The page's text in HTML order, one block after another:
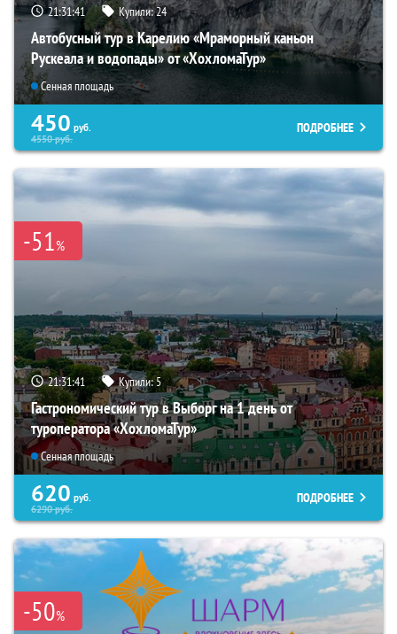
21:31:40 Купили:24
Автобусный тур в Карелию «Мраморный каньон
Рускеала и водопады» от «ХохломаТур»
Сенная площадь
450 руб.
4550руб.
ПОДРОБНЕЕ
-51%
21:31:40 Купили:5
Гастрономический тур в Выборг на 1 день от
туроператора «ХохломаТур»
Сенная площадь
620 руб.
6290руб.
ПОДРОБНЕЕ
-50%